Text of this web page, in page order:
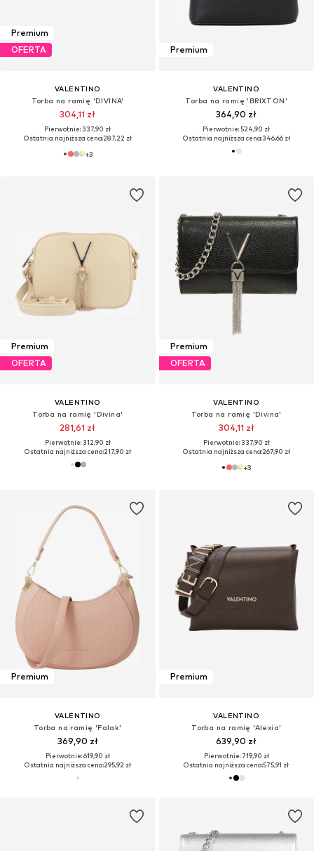
Premium
OFERTA
VALENTINO
Torba na ramię 'DIVINA'
304,11 zł
Pierwotnie: 337,90 zł
Ostatnia najniższa cena:287,22 zł
+3
Premium
VALENTINO
Torba na ramię 'BRIXTON'
364,90 zł
Pierwotnie: 524,90 zł
Ostatnia najniższa cena:346,66 zł
Premium
OFERTA
VALENTINO
Torba na ramię 'Divina'
281,61 zł
Pierwotnie: 312,90 zł
Ostatnia najniższa cena:217,90 zł
Premium
OFERTA
VALENTINO
Torba na ramię 'Divina'
304,11 zł
Pierwotnie: 337,90 zł
Ostatnia najniższa cena:267,90 zł
+3
Premium
VALENTINO
Torba na ramię 'Falak'
369,90 zł
Pierwotnie: 619,90 zł
Ostatnia najniższa cena:295,92 zł
Premium
VALENTINO
Torba na ramię 'Alexia'
639,90 zł
Pierwotnie: 719,90 zł
Ostatnia najniższa cena:575,91 zł